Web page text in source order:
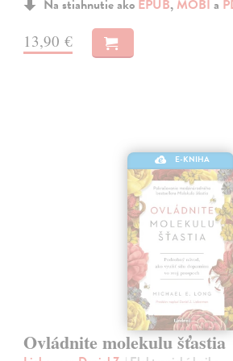
Na stiahnutie ako EPUB, MOBI a
13,90 €
E-KNIHA
Ovládnite molekulu šťastia